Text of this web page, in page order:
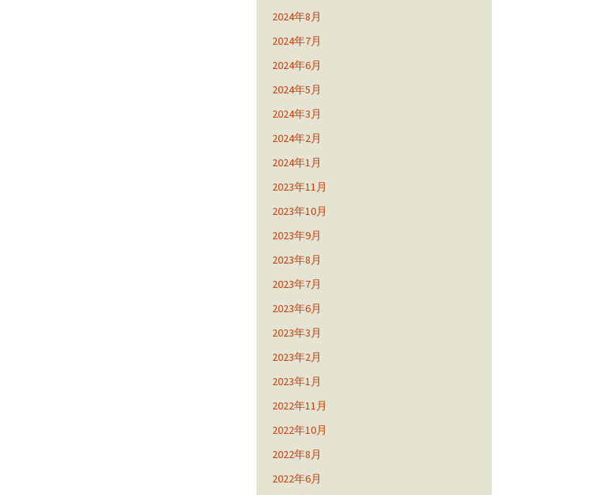
2024年8月
2024年7月
2024年6月
2024年5月
2024年3月
2024年2月
2024年1月
2023年11月
2023年10月
2023年9月
2023年8月
2023年7月
2023年6月
2023年3月
2023年2月
2023年1月
2022年11月
2022年10月
2022年8月
2022年6月